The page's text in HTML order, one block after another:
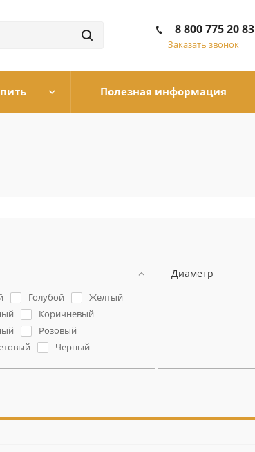
8 800 775 20 83
Заказать звонок
Полезная информация
Голубой
Желтый
Коричневый
Розовый
Черный
Диаметр